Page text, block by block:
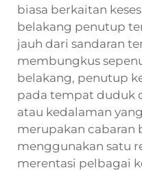
biasa berkaitan
belakang penutup
jauh dari sandaran
membungkus
belakang, penutup
pada tempat duduk
atau kedalaman
merupakan cabaran
menggunakan satu
merentasi pelbagai